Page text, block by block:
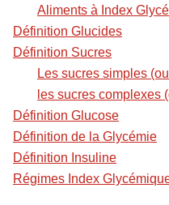
Aliments à Index
Définition Glucides
Définition Sucres
Les sucres simples
les sucres complexes
Définition Glucose
Définition de la Glycémie
Définition Insuline
Régimes Index